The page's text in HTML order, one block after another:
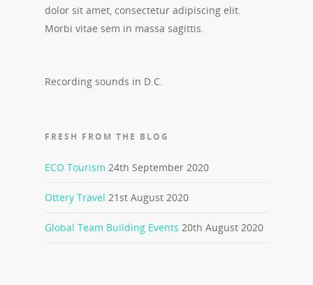
dolor sit amet, consectetur adipiscing elit.
Morbi vitae sem in massa sagittis.
Recording sounds in D.C.
FRESH FROM THE BLOG
ECO Tourism 24th September 2020
Ottery Travel 21st August 2020
Global Team Building Events 20th August 2020